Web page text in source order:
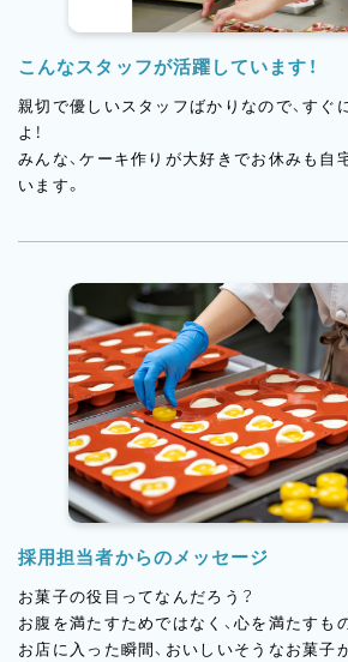
こんなスタッフが活躍しています！
親切で優しいスタッフばかりなので、すぐ
よ！
みんな、ケーキ作りが大好きでお休みも自
います。
採用担当者からのメッセージ
お菓子の役目ってなんだろう？
お腹を満たすためではなく、心を満たすも
お店に入った瞬間、おいしいそうなお菓子